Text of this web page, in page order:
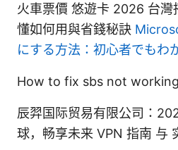
火車票價 悠遊卡 2026 台灣
懂如何用與省錢秘訣
にする方法：初心者でもわ
How to fix sbs not
辰羿国际贸易有限公司：
球，畅享未来 VPN 指南 与